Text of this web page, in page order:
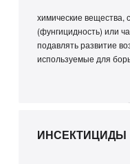
химические вещества,
(фунгицидность) или
подавлять развитие
используемые для
ИНСЕКТИЦИДЫ